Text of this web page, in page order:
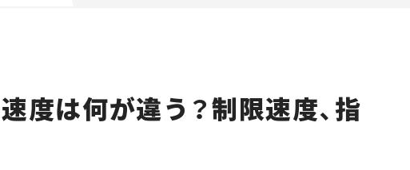
度は何が違う？制限速度、指
Traffic